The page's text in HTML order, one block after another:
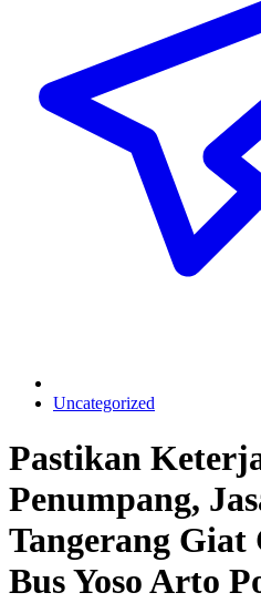
Uncategorized
Pastikan
Penumpang,
Tangerang Giat
Bus Yoso Arto